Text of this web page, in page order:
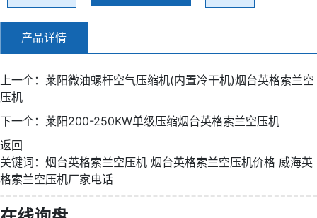
产品详情
上一个： 莱阳微油螺杆空气压缩机(内置冷干机)烟台英格索兰空
压机
下一个： 莱阳200-250KW单级压缩烟台英格索兰空压机
返回
关键词： 烟台英格索兰空压机 烟台英格索兰空压机价格 威海英
格索兰空压机厂家电话